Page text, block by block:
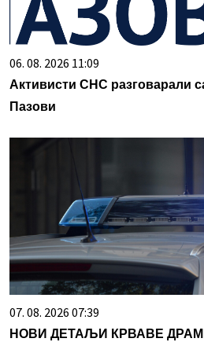
06. 08. 2026 11:09
Активисти СНС разговарали
Пазови
07. 08. 2026 07:39
НОВИ ДЕТАЉИ КРВАВЕ